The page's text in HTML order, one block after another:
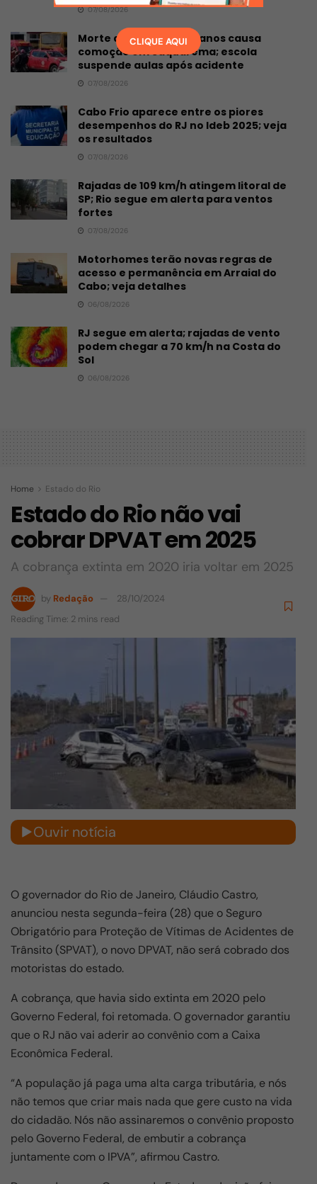
07/08/2026
Morte de menina de 11 anos causa
comoção em Saquarema; escola
suspende aulas após acidente
07/08/2026
Cabo Frio aparece entre os piores
desempenhos do RJ no Ideb 2025; veja
os resultados
07/08/2026
Rajadas de 109 km/h atingem litoral de
SP; Rio segue em alerta para ventos
fortes
07/08/2026
Motorhomes terão novas regras de
acesso e permanência em Arraial do
Cabo; veja detalhes
06/08/2026
RJ segue em alerta; rajadas de vento
podem chegar a 70 km/h na Costa do
Sol
06/08/2026
Home Estado do Rio
Estado do Rio não vai
cobrar DPVAT em 2025
A cobrança extinta em 2020 iria voltar em 2025
by Redação
28/10/2024
Reading Time: 2 mins read
Ouvir notícia
O governador do Rio de Janeiro, Cláudio Castro,
anunciou nesta segunda-feira (28) que o Seguro
Obrigatório para Proteção de Vítimas de Acidentes de
Trânsito (SPVAT), o novo DPVAT, não será cobrado dos
motoristas do estado.
A cobrança, que havia sido extinta em 2020 pelo
Governo Federal, foi retomada. O governador garantiu
que o RJ não vai aderir ao convênio com a Caixa
Econômica Federal.
“A população já paga uma alta carga tributária, e nós
não temos que criar mais nada que gere custo na vida
do cidadão. Nós não assinaremos o convênio proposto
pelo Governo Federal, de embutir a cobrança
juntamente com o IPVA”, afirmou Castro.
CLIQUE AQUI